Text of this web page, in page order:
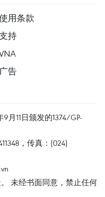
用条款
持
广告
月11日颁发的1374/GP-
，传真：(024)
未经书面同意，禁止任何